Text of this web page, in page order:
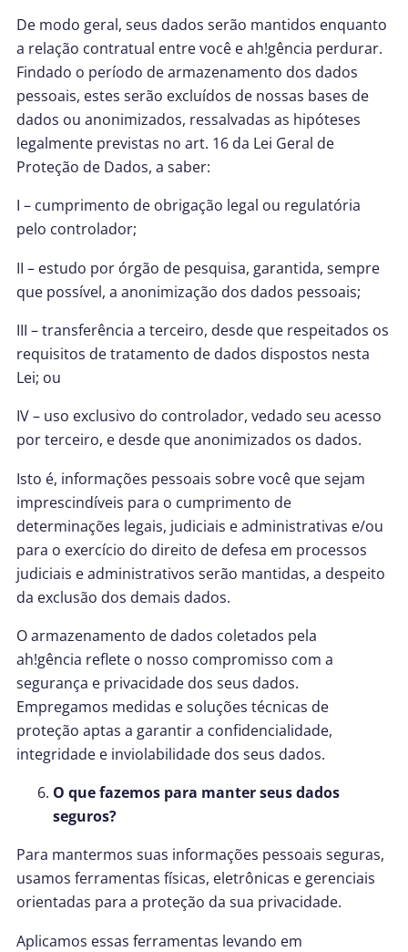
De modo geral, seus dados serão mantidos enquanto
a relação contratual entre você e ah!gência perdurar.
Findado o período de armazenamento dos dados
pessoais, estes serão excluídos de nossas bases de
dados ou anonimizados, ressalvadas as hipóteses
legalmente previstas no art. 16 da Lei Geral de
Proteção de Dados, a saber:
I – cumprimento de obrigação legal ou regulatória
pelo controlador;
II – estudo por órgão de pesquisa, garantida, sempre
que possível, a anonimização dos dados pessoais;
III – transferência a terceiro, desde que respeitados os
requisitos de tratamento de dados dispostos nesta
Lei; ou
IV – uso exclusivo do controlador, vedado seu acesso
por terceiro, e desde que anonimizados os dados.
Isto é, informações pessoais sobre você que sejam
imprescindíveis para o cumprimento de
determinações legais, judiciais e administrativas e/ou
para o exercício do direito de defesa em processos
judiciais e administrativos serão mantidas, a despeito
da exclusão dos demais dados.
O armazenamento de dados coletados pela
ah!gência reflete o nosso compromisso com a
segurança e privacidade dos seus dados.
Empregamos medidas e soluções técnicas de
proteção aptas a garantir a confidencialidade,
integridade e inviolabilidade dos seus dados.
O que fazemos para manter seus dados
seguros?
Para mantermos suas informações pessoais seguras,
usamos ferramentas físicas, eletrônicas e gerenciais
orientadas para a proteção da sua privacidade.
Aplicamos essas ferramentas levando em